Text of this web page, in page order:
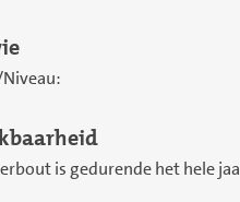
is gedurende het hele